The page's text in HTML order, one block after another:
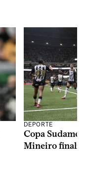
DEPORTE
Copa
Mineiro